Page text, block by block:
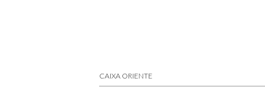
CAIXA ORIENTE